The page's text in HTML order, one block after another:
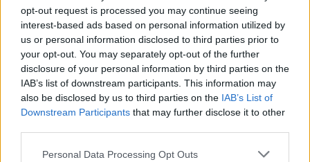
opt-out request is processed you may continue seeing
interest-based ads based on personal information utilized by
us or personal information disclosed to third parties prior to
your opt-out. You may separately opt-out of the further
disclosure of your personal information by third parties on the
IAB’s list of downstream participants. This information may
also be disclosed by us to third parties on the IAB’s List of
Downstream Participants that may further disclose it to other
Please note that this website/app uses one or more Google
Personal Data Processing Opt Outs
Név
E-mail cím
Feliratkozom a hírlevélre és elfogadom azadatvédelmi
szabályzatot!